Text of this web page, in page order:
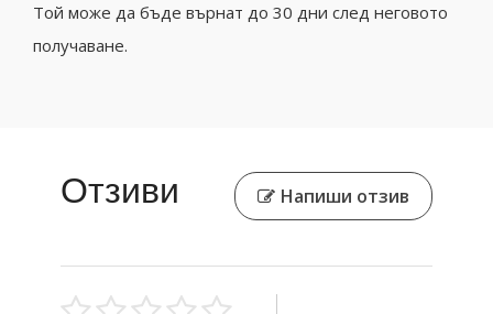
Той може да бъде върнат до 30 дни след неговото
получаване.
Отзиви Напиши отзив